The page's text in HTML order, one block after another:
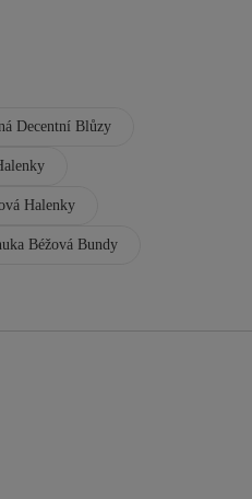
Decentní Blůzy
Halenky
Béžová Bundy